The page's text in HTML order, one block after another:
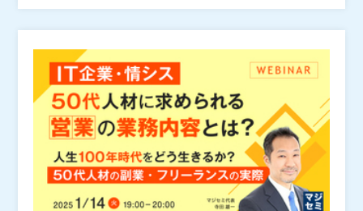
速にDXが進められています。 しかし国内では、特に中
小（ユーザー）企業で大幅にIT人材が不足しており、D
Xの足かせになっています。
このような中、IT知識、ITスキルを持った、IT企業や
情報システム部門の40代～60代人材が果たすべき役割
は大きいはずです。
本セミナーでは、書籍「LIFE SHIFT」を参考にしなが
ら、人生100年時代の生き方について考えていきます。
また、年金制度改正の概要や、今後の改正の方向性など
についても解説します。
さらに、IT企業の40代～60代人材が副業やフリーラン
スの活動を行う場合、どのような業務内容が求められて
いるのか、どのようなスキルが求められているのかにつ